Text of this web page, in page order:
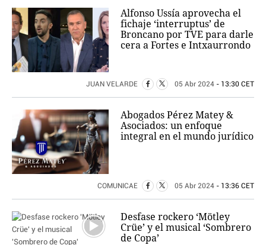
Alfonso Ussía aprovecha el
fichaje ‘interruptus’ de
Broncano por TVE para darle
cera a Fortes e Intxaurrondo
JUAN VELARDE 05 Abr 2024 - 13:30 CET
Abogados Pérez Matey &
Asociados: un enfoque
integral en el mundo jurídico
COMUNICAE 05 Abr 2024 - 13:36 CET
Desfase rockero ‘Mötley
Crüe’ y el musical ‘Sombrero
de Copa’